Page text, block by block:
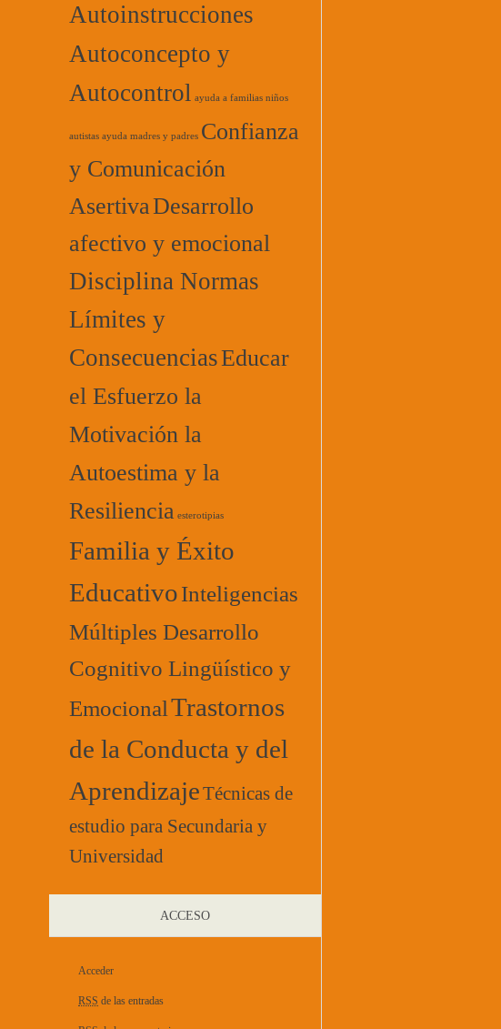
Autoinstrucciones
Autoconcepto y
Autocontrol ayuda a familias niños
autistas ayuda madres y padres Confianza
y Comunicación
AsertivaDesarrollo
afectivo y emocional
Disciplina Normas
Límites y
ConsecuenciasEducar
el Esfuerzo la
Motivación la
Autoestima y la
Resiliencia esterotipias
Familia y Éxito
EducativoInteligencias
Múltiples Desarrollo
Cognitivo Lingüístico y
EmocionalTrastornos
de la Conducta y del
AprendizajeTécnicas de
estudio para Secundaria y
Universidad
ACCESO
Acceder
RSS de las entradas